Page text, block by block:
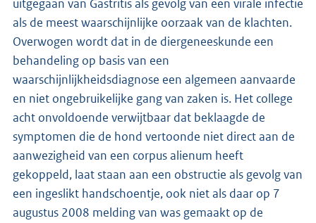
uitgegaan van Gastritis als gevolg van een virale infectie
als de meest waarschijnlijke oorzaak van de klachten.
Overwogen wordt dat in de diergeneeskunde een
behandeling op basis van een
waarschijnlijkheidsdiagnose een algemeen aanvaarde
en niet ongebruikelijke gang van zaken is. Het college
acht onvoldoende verwijtbaar dat beklaagde de
symptomen die de hond vertoonde niet direct aan de
aanwezigheid van een corpus alienum heeft
gekoppeld, laat staan aan een obstructie als gevolg van
een ingeslikt handschoentje, ook niet als daar op 7
augustus 2008 melding van was gemaakt op de